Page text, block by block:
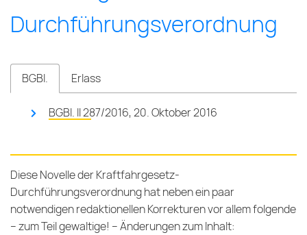
Durch­führ­ungs­ver­ord­nung
BGBl. Erlass
BGBl. II 287/2016, 20. Oktober 2016
Diese Novelle der Kraftfahrgesetz-
Durchführungsverordnung hat neben ein paar
notwendigen redaktionellen Korrekturen vor allem folgende
– zum Teil gewaltige! – Änderungen zum Inhalt: